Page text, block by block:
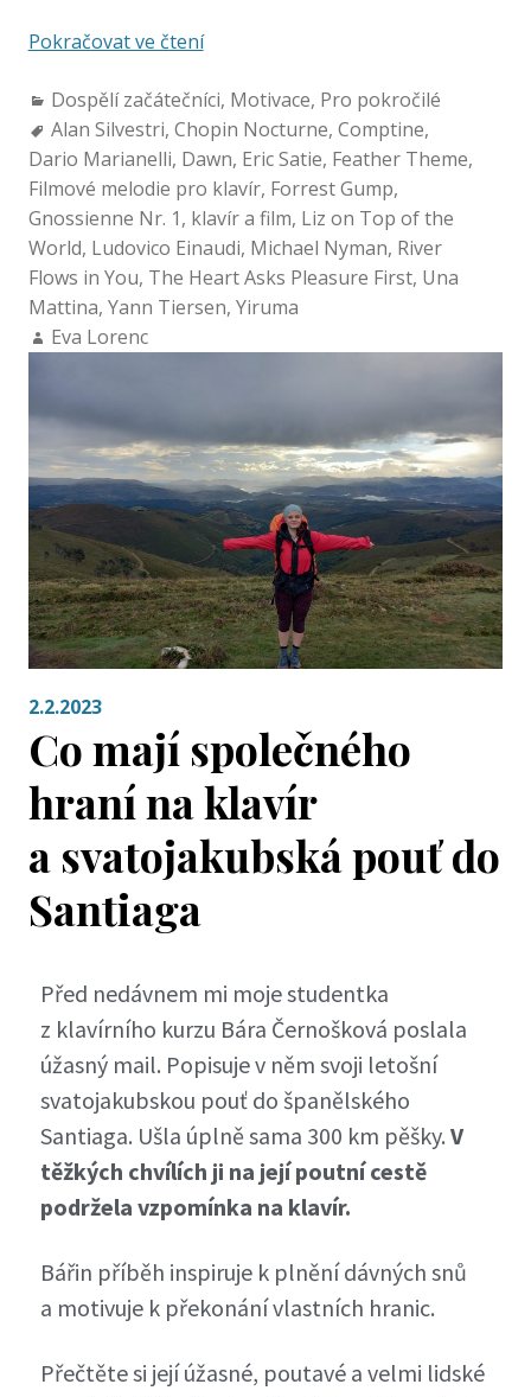
Pokračovat ve čtení
Dospělí začátečníci, Motivace, Pro pokročilé
Alan Silvestri, Chopin Nocturne, Comptine,
Dario Marianelli, Dawn, Eric Satie, Feather Theme,
Filmové melodie pro klavír, Forrest Gump,
Gnossienne Nr. 1, klavír a film, Liz on Top of the
World, Ludovico Einaudi, Michael Nyman, River
Flows in You, The Heart Asks Pleasure First, Una
Mattina, Yann Tiersen, Yiruma
Eva Lorenc
2.2.2023
Co mají společného
hraní na klavír
a svatojakubská pouť do
Santiaga
Před nedávnem mi moje studentka
z klavírního kurzu Bára Černošková poslala
úžasný mail. Popisuje v něm svoji letošní
svatojakubskou pouť do španělského
Santiaga. Ušla úplně sama 300 km pěšky. V
těžkých chvílích ji na její poutní cestě
podržela vzpomínka na klavír.
Bářin příběh inspiruje k plnění dávných snů
a motivuje k překonání vlastních hranic.
Přečtěte si její úžasné, poutavé a velmi lidské